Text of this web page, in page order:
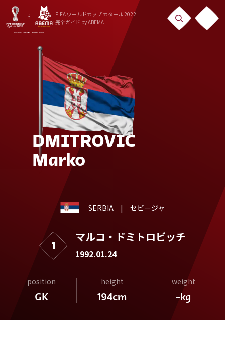
FIFA ワールドカップ カタール 2022
完全ガイド by ABEMA
ニュース
Teams
日本代表
Team Japan
日程・結果
ランキング
Ranking
大会について
SERBIA| セビージャ
DMITROVIC
Marko
1
マルコ・ドミトロビッチ
1992.01.24
position
GK
height
194cm
weight
-kg